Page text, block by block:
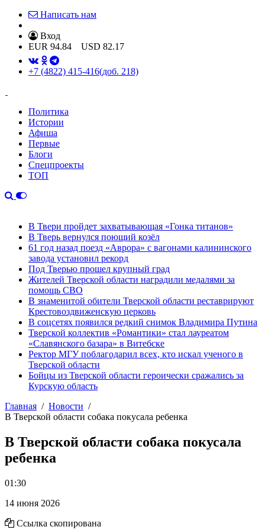
Написать нам
Вход
EUR 94.84 USD 82.17
+7 (4822) 415-416(доб. 218)
Политика
Истории
Афиша
Первые
Блоги
Спецпроекты
ТОП
В Твери пройдет захватывающая «Гонка титанов»
В Тверь вернулся поющий козёл
61 год назад поезд «Аврора» с вагонами калининского
завода установил рекорд
Под Тверью прошел крупный град
Жителей Тверской области наградили медалями за
помощь СВО
В знаменитой обители Тверской области реставрируют
Крестовоздвиженскую церковь
В соцсетях появился редкий снимок Владимира Путина
Тверской коллектив «Романтики» стал лауреатом
«Славянского базара» в Витебске
Ректор МГУ поблагодарил всех, кто искал ученого в
Тверской области
Бойцы из Тверской области героически сражались за
Курскую область
Главная
Новости
В Тверской области собака покусала ребенка
В Тверской области собака покусала
ребенка
01:30
14 июня 2026
Ссылка скопирована